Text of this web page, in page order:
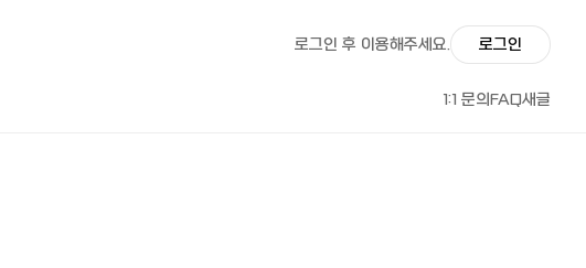
로그인 후 이용해주세요. 로그인
1:1 문의FAQ새글